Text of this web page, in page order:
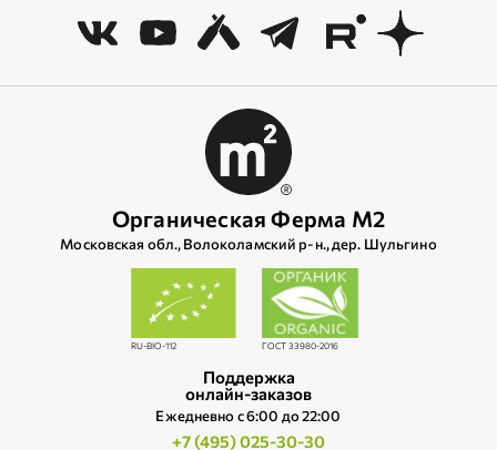
Органическая Ферма М2
Московская обл., Волоколамский р‑н., дер. Шульгино
RU-BIO-112 ГОСТ 33980-2016
Поддержка
онлайн-заказов
Ежедневно c 6:00 до 22:00
+7 (495) 025-30-30